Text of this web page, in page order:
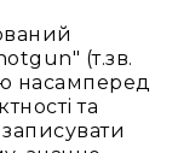
(т.зв.
насамперед
та